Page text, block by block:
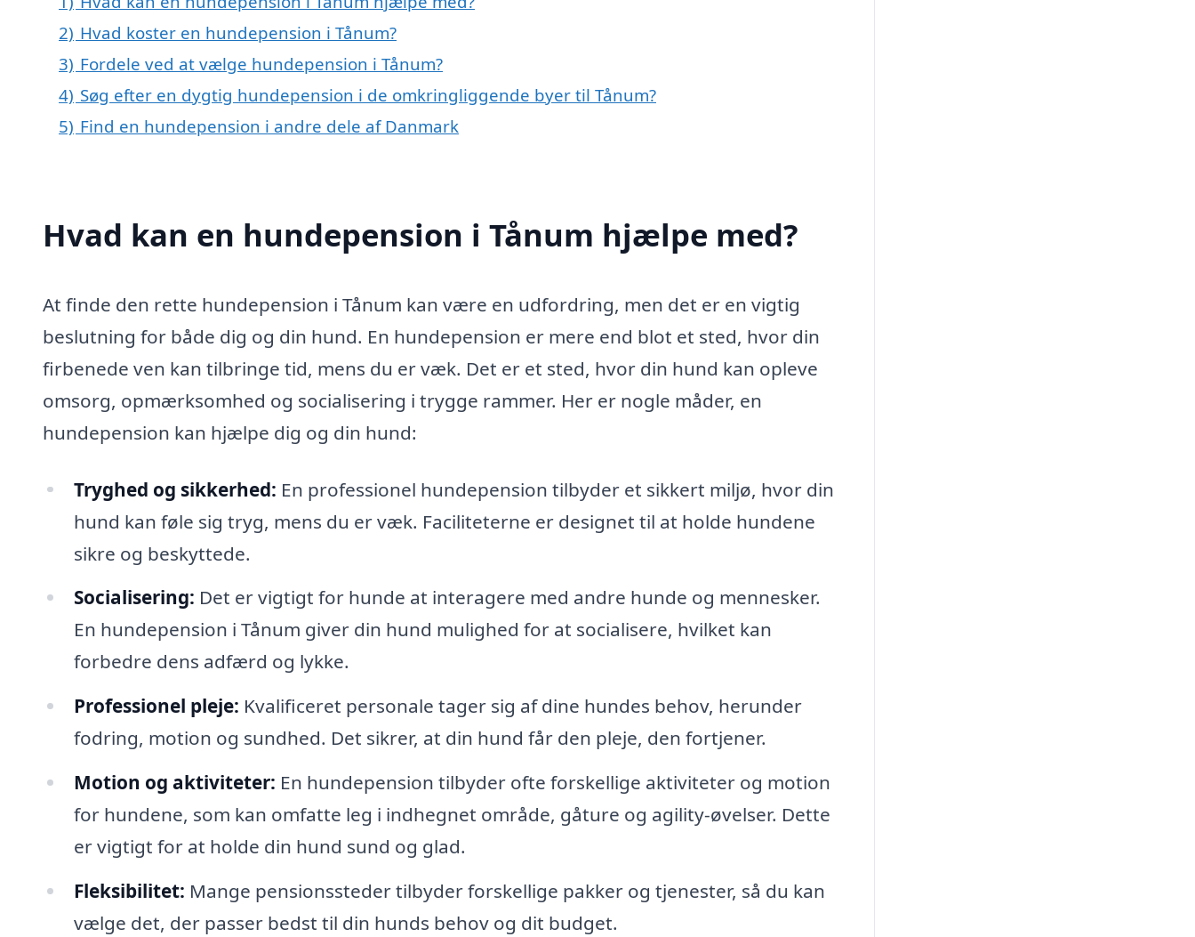
2) Hvad koster en hundepension i Tånum?
3) Fordele ved at vælge hundepension i Tånum?
4) Søg efter en dygtig hundepension i de omkringliggende byer til Tånum?
5) Find en hundepension i andre dele af Danmark
Hvad kan en hundepension i Tånum hjælpe med?
At finde den rette hundepension i Tånum kan være en udfordring, men det er en vigtig
beslutning for både dig og din hund. En hundepension er mere end blot et sted, hvor din
firbenede ven kan tilbringe tid, mens du er væk. Det er et sted, hvor din hund kan opleve
omsorg, opmærksomhed og socialisering i trygge rammer. Her er nogle måder, en
hundepension kan hjælpe dig og din hund:
Tryghed og sikkerhed: En professionel hundepension tilbyder et sikkert miljø, hvor din
hund kan føle sig tryg, mens du er væk. Faciliteterne er designet til at holde hundene
sikre og beskyttede.
Socialisering: Det er vigtigt for hunde at interagere med andre hunde og mennesker.
En hundepension i Tånum giver din hund mulighed for at socialisere, hvilket kan
forbedre dens adfærd og lykke.
Professionel pleje: Kvalificeret personale tager sig af dine hundes behov, herunder
fodring, motion og sundhed. Det sikrer, at din hund får den pleje, den fortjener.
Motion og aktiviteter: En hundepension tilbyder ofte forskellige aktiviteter og motion
for hundene, som kan omfatte leg i indhegnet område, gåture og agility-øvelser. Dette
er vigtigt for at holde din hund sund og glad.
Fleksibilitet: Mange pensionssteder tilbyder forskellige pakker og tjenester, så du kan
vælge det, der passer bedst til din hunds behov og dit budget.